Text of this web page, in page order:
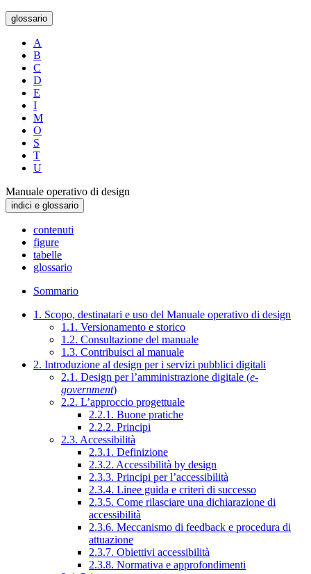
glossario
A
B
C
D
E
I
M
O
S
T
U
Manuale operativo di design
indici e glossario
contenuti
figure
tabelle
glossario
Sommario
1. Scopo, destinatari e uso del Manuale operativo di design
1.1. Versionamento e storico
1.2. Consultazione del manuale
1.3. Contribuisci al manuale
2. Introduzione al design per i servizi pubblici digitali
2.1. Design per l’amministrazione digitale (e-
government)
2.2. L’approccio progettuale
2.2.1. Buone pratiche
2.2.2. Principi
2.3. Accessibilità
2.3.1. Definizione
2.3.2. Accessibilità by design
2.3.3. Principi per l’accessibilità
2.3.4. Linee guida e criteri di successo
2.3.5. Come rilasciare una dichiarazione di
accessibilità
2.3.6. Meccanismo di feedback e procedura di
attuazione
2.3.7. Obiettivi accessibilità
2.3.8. Normativa e approfondimenti